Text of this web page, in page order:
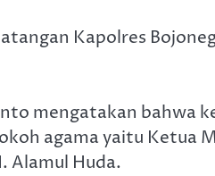
Kapolres
mengatakan bahwa
agama yaitu Ketua
Alamul Huda.